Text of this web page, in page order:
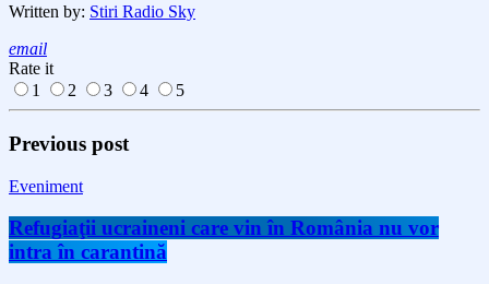
Written by: Stiri Radio Sky
email
Rate it
1
2 3 4 5
Previous post
Eveniment
Refugiaţii ucraineni care vin în România nu vor
intra în carantină